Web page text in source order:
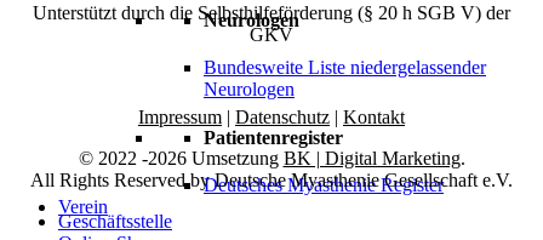
Neurologen
Bundesweite Liste niedergelassender
Neurologen
Patientenregister
Deutsches Myasthenie Register
Verein
Unterstützt durch die Selbsthilfeförderung (§ 20 h SGB V) der
GKV
Impressum | Datenschutz | Kontakt
© 2022 -2026 Umsetzung BK | Digital Marketing.
All Rights Reserved by Deutsche Myasthenie Gesellschaft e.V.
Geschäftsstelle